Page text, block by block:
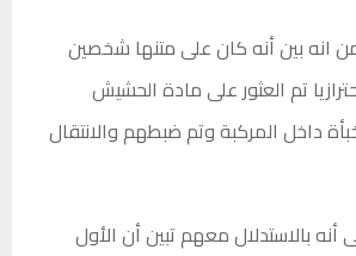
انه بين أنه كان على متنها شخصين
تم العثور على مادة الحشيش
داخل المركبة وتم ضبطهم والانتقال
أنه بالاستدلال معهم تبين أن الأول